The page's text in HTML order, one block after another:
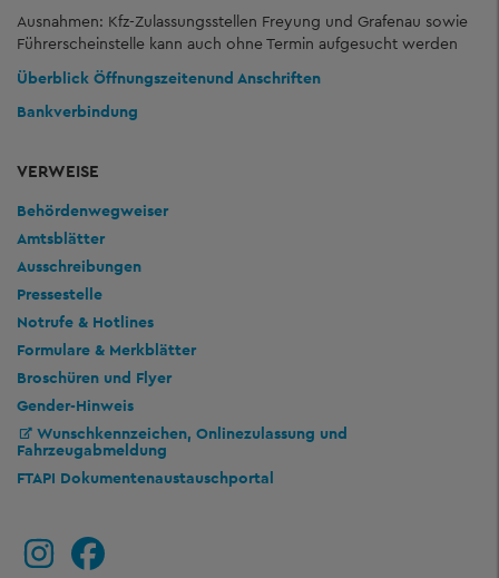
Ausnahmen: Kfz-Zulassungsstellen Freyung und Grafenau sowie
Führerscheinstelle kann auch ohne Termin aufgesucht werden
Überblick Öffnungszeitenund Anschriften
Bankverbindung
VERWEISE
Behördenwegweiser
Amtsblätter
Ausschreibungen
Pressestelle
Notrufe & Hotlines
Formulare & Merkblätter
Broschüren und Flyer
Gender-Hinweis
Wunschkennzeichen, Onlinezulassung und
Fahrzeugabmeldung
FTAPI Dokumentenaustauschportal